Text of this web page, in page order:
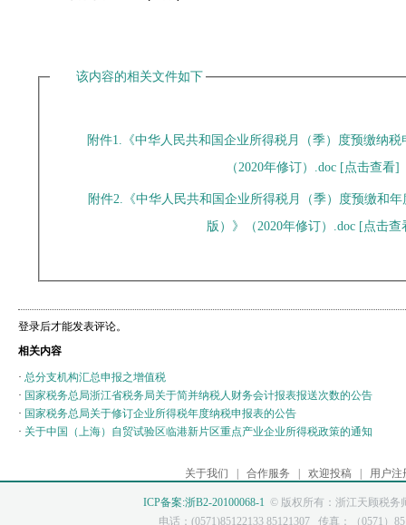
该内容的相关文件如下
附件1.《中华人民共和国企业所得税月（季）度预缴纳
（2020年修订）.doc [ 点击查看]
附件2.《中华人民共和国企业所得税月（季）度预缴和
版）》（2020年修订）.doc [ 点击查
登录后才能发表评论。
相关内容
· 总分支机构汇总申报之增值税
· 国家税务总局浙江省税务局关于简并纳税人财务会计报表报送次数的公告
· 国家税务总局关于修订企业所得税年度纳税申报表的公告
· 关于中国（上海）自贸试验区临港新片区重点产业企业所得税政策的通知
关于我们 | 合作服务 | 欢迎投稿 | 用户注
ICP备案:浙B2-20100068-1 © 版权所有：浙江天顾税务
电话：(0571)85122133 85121307 传真：（0571）